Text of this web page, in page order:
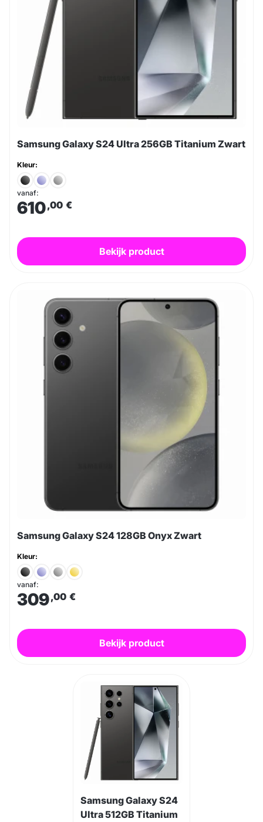
Samsung Galaxy S24 Ultra 256GB Titanium Zwart
Kleur:
vanaf:
610,00 €
Bekijk product
Samsung Galaxy S24 128GB Onyx Zwart
Kleur:
vanaf:
309,00 €
Bekijk product
Samsung Galaxy S24
Ultra 512GB Titanium